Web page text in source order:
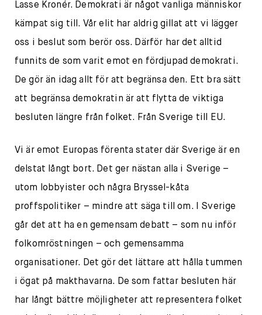
Lasse Kronér. Demokrati är något vanliga människor
kämpat sig till. Vår elit har aldrig gillat att vi lägger
oss i beslut som berör oss. Därför har det alltid
funnits de som varit emot en fördjupad demokrati.
De gör än idag allt för att begränsa den. Ett bra sätt
att begränsa demokratin är att flytta de viktiga
besluten längre från folket. Från Sverige till EU.
Vi är emot Europas förenta stater där Sverige är en
delstat långt bort. Det ger nästan alla i Sverige –
utom lobbyister och några Bryssel-kåta
proffspolitiker – mindre att säga till om. I Sverige
går det att ha en gemensam debatt – som nu inför
folkomröstningen – och gemensamma
organisationer. Det gör det lättare att hålla tummen
i ögat på makthavarna. De som fattar besluten här
har långt bättre möjligheter att representera folket